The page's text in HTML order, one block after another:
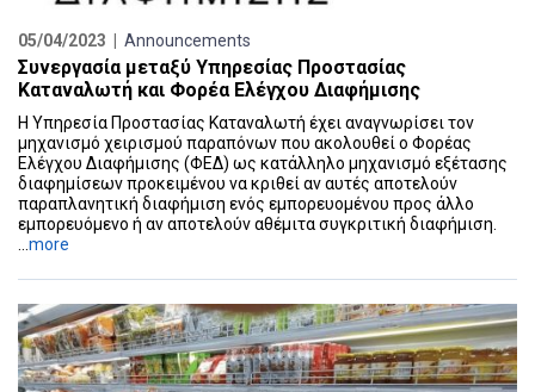
05/04/2023 | Announcements
Συνεργασία μεταξύ Υπηρεσίας Προστασίας
Καταναλωτή και Φορέα Ελέγχου Διαφήμισης
Η Υπηρεσία Προστασίας Καταναλωτή έχει αναγνωρίσει τον
μηχανισμό χειρισμού παραπόνων που ακολουθεί ο Φορέας
Ελέγχου Διαφήμισης (ΦΕΔ) ως κατάλληλο μηχανισμό εξέτασης
διαφημίσεων προκειμένου να κριθεί αν αυτές αποτελούν
παραπλανητική διαφήμιση ενός εμπορευομένου προς άλλο
εμπορευόμενο ή αν αποτελούν αθέμιτα συγκριτική διαφήμιση.
more